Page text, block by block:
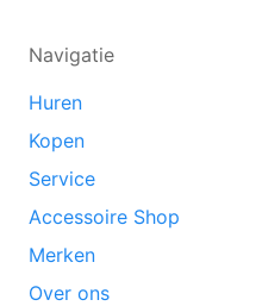
Navigatie
Huren
Kopen
Service
Accessoire Shop
Merken
Over ons